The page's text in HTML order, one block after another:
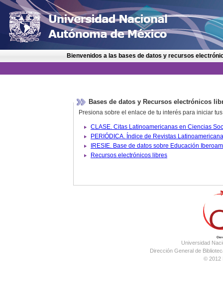
Bienvenidos a las bases de datos y recursos
Bases de datos y Recursos electrónicos
Presiona sobre el enlace de tu interés para iniciar
IRESIE. Base de datos
Recursos electrónicos libres
Universidad
Dirección General de
© 2012